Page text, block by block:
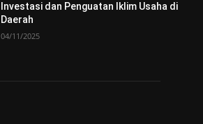
Investasi dan Penguatan Iklim Usaha di
Daerah
04/11/2025